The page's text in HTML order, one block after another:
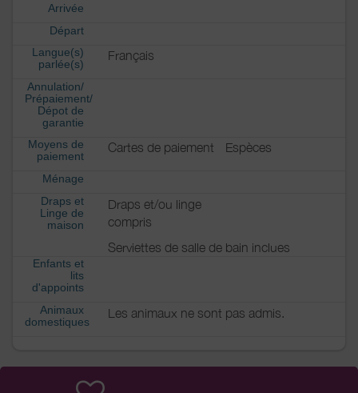
Arrivée
Départ
Langue(s)
parlée(s)
Français
Annulation/
Prépaiement/
Dépot de
garantie
Moyens de
paiement
Cartes de paiement Espèces
Ménage
Draps et
Linge de
maison
Draps et/ou linge
compris
Serviettes de salle de bain inclues
Enfants et
lits
d'appoints
Animaux
domestiques
Les animaux ne sont pas admis.